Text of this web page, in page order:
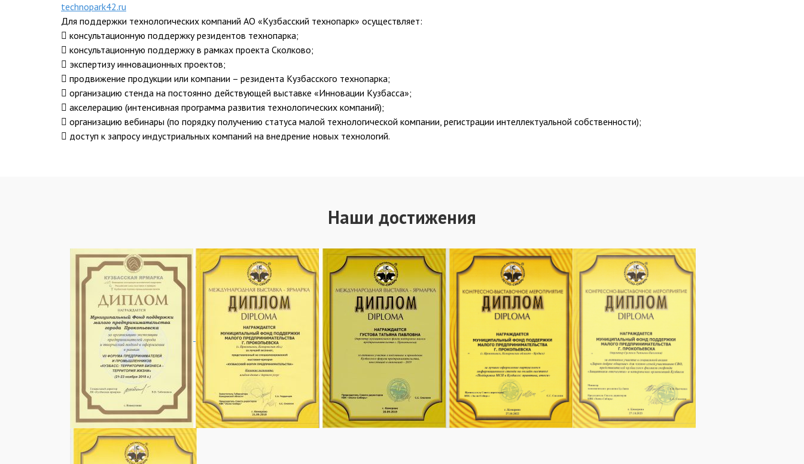
technopark42.ru
Для поддержки технологических компаний АО «Кузбасский технопарк» осуществляет:
 консультационную поддержку резидентов технопарка;
 консультационную поддержку в рамках проекта Сколково;
 экспертизу инновационных проектов;
 продвижение продукции или компании – резидента Кузбасского технопарка;
 организацию стенда на постоянно действующей выставке «Инновации Кузбасса»;
 акселерацию (интенсивная программа развития технологических компаний);
 организацию вебинары (по порядку получению статуса малой технологической компании, регистрации интеллектуальной собственности);
 доступ к запросу индустриальных компаний на внедрение новых технологий.
Наши достижения